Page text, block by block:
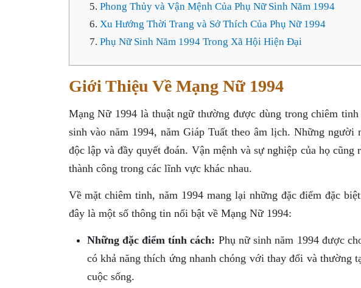
Phong Thủy và Vận Mệnh Của Phụ Nữ Sinh Năm 1994
Xu Hướng Thời Trang và Sở Thích Của Phụ Nữ 1994
Phụ Nữ Sinh Năm 1994 Trong Xã Hội Hiện Đại
Giới Thiệu Về Mạng Nữ 1994
Mạng Nữ 1994 là thuật ngữ thường được dùng trong chiêm
sinh vào năm 1994, năm Giáp Tuất theo âm lịch. Những
độc lập và đầy quyết đoán. Vận mệnh và sự nghiệp của họ
thành công trong các lĩnh vực khác nhau.
Về mặt chiêm tinh, năm 1994 mang lại những đặc điểm đặc
đây là một số thông tin nổi bật về Mạng Nữ 1994:
Những đặc điểm tính cách: Phụ nữ sinh năm 1994 được
có khả năng thích ứng nhanh chóng với thay đổi và thường
cuộc sống.